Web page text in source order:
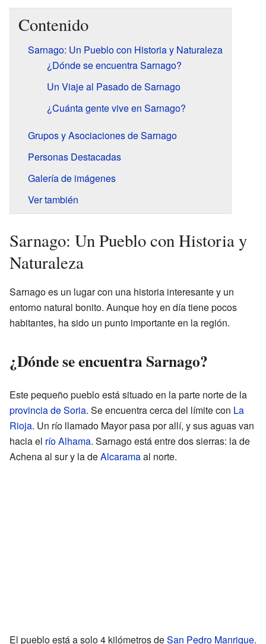
Contenido
Sarnago: Un Pueblo con Historia y Naturaleza
¿Dónde se encuentra Sarnago?
Un Viaje al Pasado de Sarnago
¿Cuánta gente vive en Sarnago?
Grupos y Asociaciones de Sarnago
Personas Destacadas
Galería de imágenes
Ver también
Sarnago: Un Pueblo con Historia y
Naturaleza
Sarnago es un lugar con una historia interesante y un
entorno natural bonito. Aunque hoy en día tiene pocos
habitantes, ha sido un punto importante en la región.
¿Dónde se encuentra Sarnago?
Este pequeño pueblo está situado en la parte norte de la
provincia de Soria. Se encuentra cerca del límite con La
Rioja. Un río llamado Mayor pasa por allí, y sus aguas van
hacia el río Alhama. Sarnago está entre dos sierras: la de
Achena al sur y la deAlcaramaal norte.
El pueblo está a solo 4 kilómetros deSan Pedro Manrique.